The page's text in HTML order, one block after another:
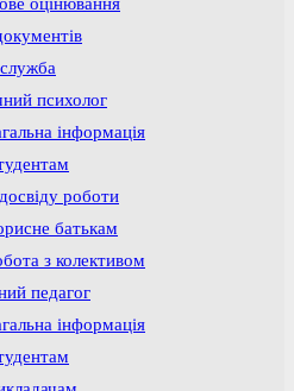
психолог
інформація
роботи
батькам
з колективом
педагог
інформація